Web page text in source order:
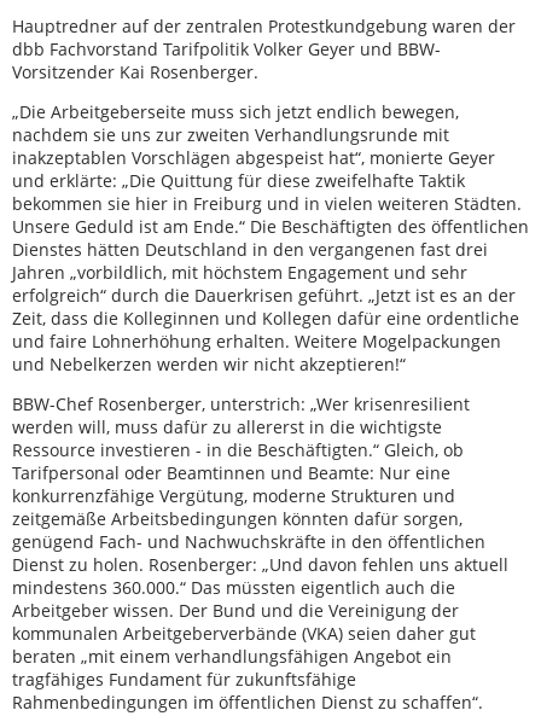
Hauptredner auf der zentralen Protestkundgebung waren der
dbb Fachvorstand Tarifpolitik Volker Geyer und BBW-
Vorsitzender Kai Rosenberger.
„Die Arbeitgeberseite muss sich jetzt endlich bewegen,
nachdem sie uns zur zweiten Verhandlungsrunde mit
inakzeptablen Vorschlägen abgespeist hat“, monierte Geyer
und erklärte: „Die Quittung für diese zweifelhafte Taktik
bekommen sie hier in Freiburg und in vielen weiteren Städten.
Unsere Geduld ist am Ende.“ Die Beschäftigten des öffentlichen
Dienstes hätten Deutschland in den vergangenen fast drei
Jahren „vorbildlich, mit höchstem Engagement und sehr
erfolgreich“ durch die Dauerkrisen geführt. „Jetzt ist es an der
Zeit, dass die Kolleginnen und Kollegen dafür eine ordentliche
und faire Lohnerhöhung erhalten. Weitere Mogelpackungen
und Nebelkerzen werden wir nicht akzeptieren!“
BBW-Chef Rosenberger, unterstrich: „Wer krisenresilient
werden will, muss dafür zu allererst in die wichtigste
Ressource investieren - in die Beschäftigten.“ Gleich, ob
Tarifpersonal oder Beamtinnen und Beamte: Nur eine
konkurrenzfähige Vergütung, moderne Strukturen und
zeitgemäße Arbeitsbedingungen könnten dafür sorgen,
genügend Fach- und Nachwuchskräfte in den öffentlichen
Dienst zu holen. Rosenberger: „Und davon fehlen uns aktuell
mindestens 360.000.“ Das müssten eigentlich auch die
Arbeitgeber wissen. Der Bund und die Vereinigung der
kommunalen Arbeitgeberverbände (VKA) seien daher gut
beraten „mit einem verhandlungsfähigen Angebot ein
tragfähiges Fundament für zukunftsfähige
Rahmenbedingungen im öffentlichen Dienst zu schaffen“.